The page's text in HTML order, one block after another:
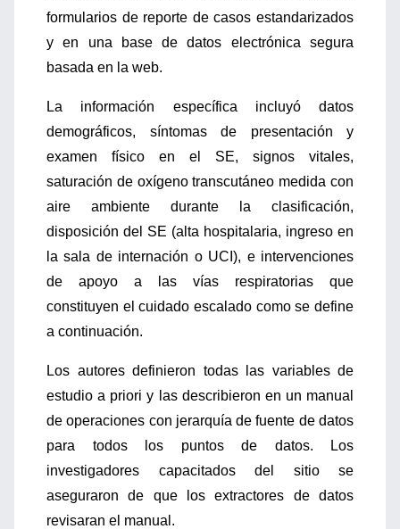
formularios de reporte de casos estandarizados
y en una base de datos electrónica segura
basada en la web.
La información específica incluyó datos
demográficos, síntomas de presentación y
examen físico en el SE, signos vitales,
saturación de oxígeno transcutáneo medida con
aire ambiente durante la clasificación,
disposición del SE (alta hospitalaria, ingreso en
la sala de internación o UCI), e intervenciones
de apoyo a las vías respiratorias que
constituyen el cuidado escalado como se define
a continuación.
Los autores definieron todas las variables de
estudio a priori y las describieron en un manual
de operaciones con jerarquía de fuente de datos
para todos los puntos de datos. Los
investigadores capacitados del sitio se
aseguraron de que los extractores de datos
revisaran el manual.